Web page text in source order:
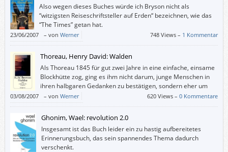
Also wegen dieses Buches würde ich Bryson nicht als
“witzigsten Reiseschriftsteller auf Erden“ bezeichnen, wie das
“The Times” getan hat.
23/06/2007 – von Werner 748 Views – 1 Kommentar
Thoreau, Henry David: Walden
Als Thoreau 1845 für gut zwei Jahre in eine einfache, einsame
Blockhütte zog, ging es ihm nicht darum, junge Menschen in
ihren halbgaren Gedanken zu bestätigen, sondern eher um
Selbstgenügsamkeit und Selbstbestimmung, um ein möglichst
einfaches Leben, das genügend Zeit zur Kontemplation lässt.
03/08/2007 – von Werner 620 Views –0 Kommentare
Ghonim, Wael: revolution 2.0
Insgesamt ist das Buch leider ein zu hastig aufbereitetes
Erinnerungsbuch, das sein spannendes Thema dadurch
verschenkt.